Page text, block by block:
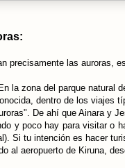
precisamente las auroras,
En la zona del parque natural
dentro de los viajes
De ahí que Ainara y
y poco hay para visitar o
Si tu intención es hacer
al aeropuerto de Kiruna,